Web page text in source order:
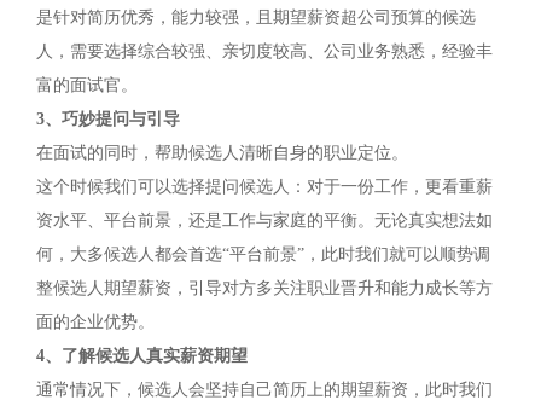
是针对简历优秀，能力较强，且期望薪资超公司预算的候选
人，需要选择综合较强、亲切度较高、公司业务熟悉，经验丰
富的面试官。
3、巧妙提问与引导
在面试的同时，帮助候选人清晰自身的职业定位。
这个时候我们可以选择提问候选人：对于一份工作，更看重薪
资水平、平台前景，还是工作与家庭的平衡。无论真实想法如
何，大多候选人都会首选“平台前景”，此时我们就可以顺势调
整候选人期望薪资，引导对方多关注职业晋升和能力成长等方
面的企业优势。
4、了解候选人真实薪资期望
通常情况下，候选人会坚持自己简历上的期望薪资，此时我们